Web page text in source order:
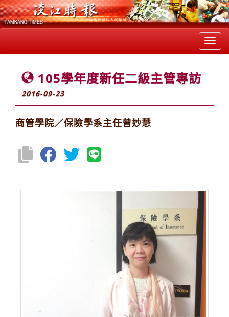
105學年度新任二級主管專訪
2016-09-23
商管學院／保險學系主任曾妙慧